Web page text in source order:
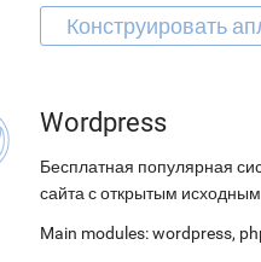
Wordpress
Бесплатная популярная
сайта с открытым
Main modules:wordpress,